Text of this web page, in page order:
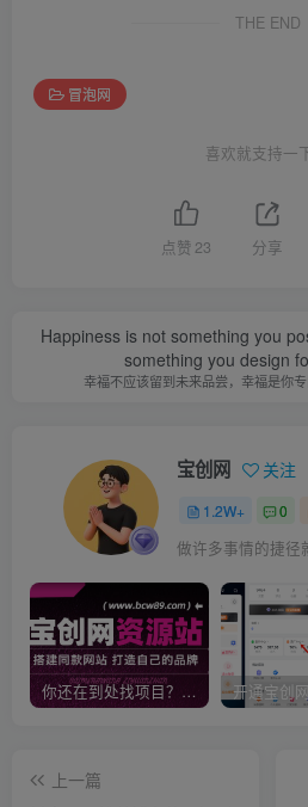
THE END
冒泡网
喜欢就支持一
点赞 23 分享
Happiness is not something you
something you design
幸福不应该留到未来品尝，幸福是你
宝创网 关注
1.2W+ 0
做许多事情的捷径
你还在到处找项目？还在当韭菜？我靠卖项目一个月收入5万+，曾经我也是个失败者。
上一篇